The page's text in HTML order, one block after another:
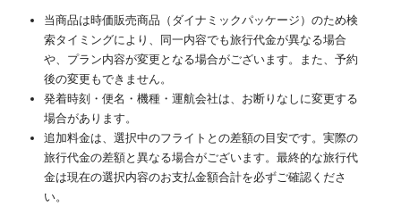
当商品は時価販売商品（ダイナミックパッケージ）のため検
索タイミングにより、同一内容でも旅行代金が異なる場合
や、プラン内容が変更となる場合がございます。また、予約
後の変更もできません。
発着時刻・便名・機種・運航会社は、お断りなしに変更する
場合があります。
追加料金は、選択中のフライトとの差額の目安です。実際の
旅行代金の差額と異なる場合がございます。最終的な旅行代
金は現在の選択内容のお支払金額合計を必ずご確認くださ
い。